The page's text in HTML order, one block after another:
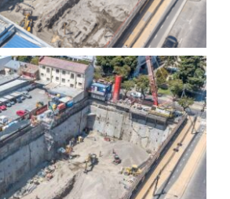
Moldeada